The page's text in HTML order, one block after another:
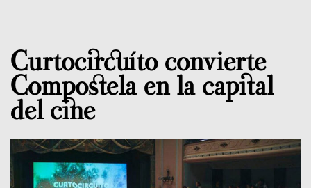
Curtocircuíto convierte
Compostela en la capital
del cine